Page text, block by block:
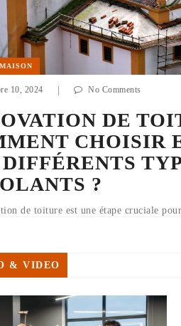
10, 2024 No Comments
DE
CHOISIR
?
de toiture est une étape cruciale
de réduire les
& VIDEO